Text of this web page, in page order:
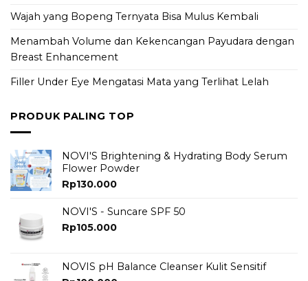
Wajah yang Bopeng Ternyata Bisa Mulus Kembali
Menambah Volume dan Kekencangan Payudara dengan
Breast Enhancement
Filler Under Eye Mengatasi Mata yang Terlihat Lelah
PRODUK PALING TOP
NOVI'S Brightening & Hydrating Body Serum
Flower Powder
Rp130.000
NOVI'S - Suncare SPF 50
Rp105.000
NOVIS pH Balance Cleanser Kulit Sensitif